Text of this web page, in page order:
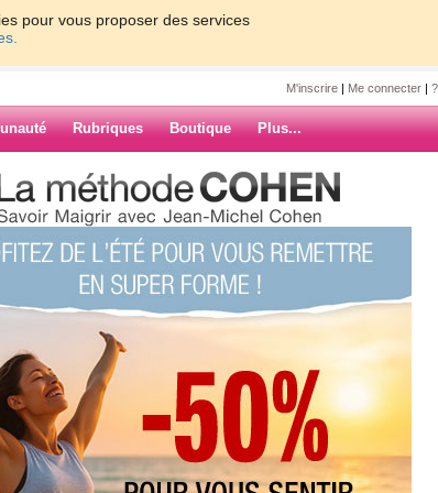
pour vous proposer des services
M'inscrire | Me connecter |
Rubriques Boutique Plus...
PERE NOEL .....
PERE
et il m'a
alors ARCHIVES